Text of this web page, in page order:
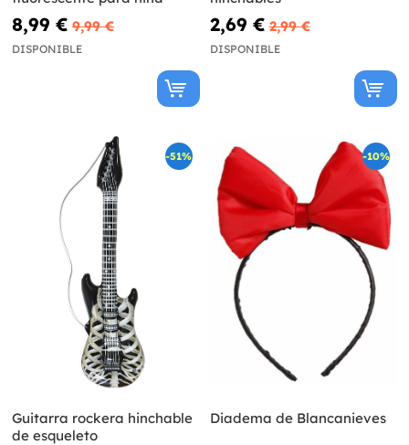
8,99 € 9,99 €
DISPONIBLE
2,69 € 2,99 €
DISPONIBLE
-51%
Guitarra rockera hinchable
de esqueleto
-10%
Diadema de Blancanieves